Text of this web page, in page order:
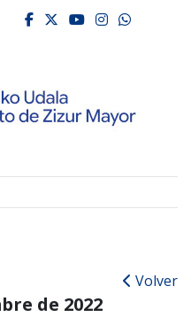
de
facebook
twitter
youtube
Volver
de 2022